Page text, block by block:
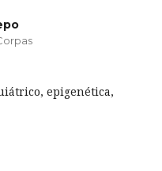
epigenética,